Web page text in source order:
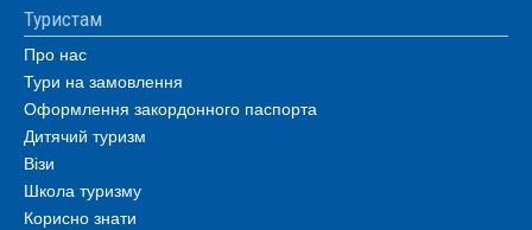
Туристам
Про нас
Тури на замовлення
Оформлення закордонного паспорта
Дитячий туризм
Візи
Школа туризму
Корисно знати